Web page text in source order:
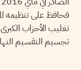
فحافظ على تنظيمه
تغليب الأحزاب
تجسيم التقسيم